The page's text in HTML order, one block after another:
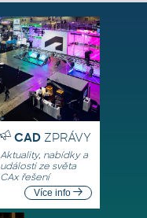
CADZPRÁVY
Aktuality, nabídky a
události ze světa
CAx řešení
Více info